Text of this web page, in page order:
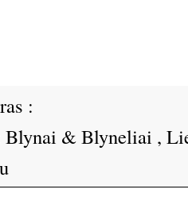
:
Blynai & Blyneliai ,